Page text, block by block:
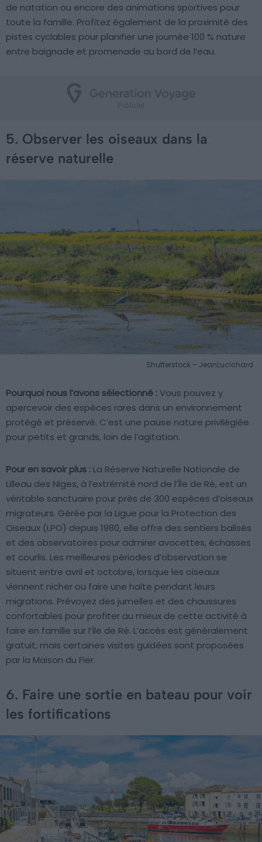
de natation ou encore des animations sportives pour
toute la famille. Profitez également de la proximité des
pistes cyclables pour planifier une journée 100 % nature
entre baignade et promenade au bord de l’eau.
5. Observer les oiseaux dans la
réserve naturelle
Shutterstock – JeanLucIchard
Pourquoi nous l’avons sélectionné :Vous pouvez y
apercevoir des espèces rares dans un environnement
protégé et préservé. C’est une pause nature privilégiée
pour petits et grands, loin de l’agitation.
Pour en savoir plus : La Réserve Naturelle Nationale de
Lilleau des Niges, à l’extrémité nord de l’Île de Ré, est un
véritable sanctuaire pour près de 300 espèces d’oiseaux
migrateurs. Gérée par la Ligue pour la Protection des
Oiseaux (LPO) depuis 1980, elle offre des sentiers balisés
et des observatoires pour admirer avocettes, échasses
et courlis. Les meilleures périodes d’observation se
situent entre avril et octobre, lorsque les oiseaux
viennent nicher ou faire une halte pendant leurs
migrations. Prévoyez des jumelles et des chaussures
confortables pour profiter au mieux de cette activité à
faire en famille sur l’Île de Ré. L’accès est généralement
gratuit, mais certaines visites guidées sont proposées
par la Maison du Fier.
6. Faire une sortie en bateau pour voir
les fortifications